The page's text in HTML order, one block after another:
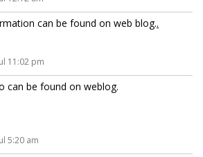
can be found on web blog..
11:02 pm
can be found on weblog.
5:20 am